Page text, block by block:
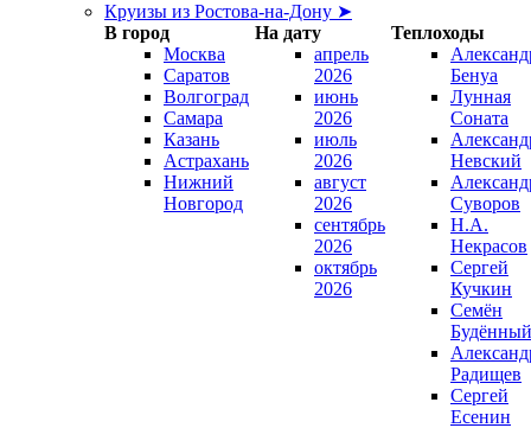
Круизы из Ростова-на-Дону ➤
В город
На дату
Теплоходы
Москва
Саратов
Волгоград
Самара
Казань
Астрахань
Нижний
Новгород
апрель
2026
июнь
2026
июль
2026
август
2026
сентябрь
2026
октябрь
2026
Бенуа
Лунная
Соната
Невский
Суворов
Н.А.
Некрасов
Сергей
Кучкин
Семён
Будённый
Радищев
Сергей
Есенин